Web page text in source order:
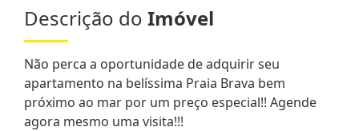
Descrição do Imóvel
Não perca a oportunidade de adquirir seu
apartamento na belíssima Praia Brava bem
próximo ao mar por um preço especial!! Agende
agora mesmo uma visita!!!